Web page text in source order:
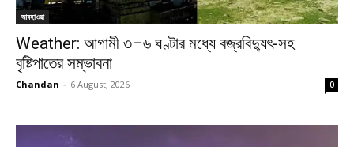
আবহাওয়া
Weather: আগামী ৩–৬ ঘণ্টার মধ্যে বজ্রবিদ্যুৎ-সহ
বৃষ্টিপাতের সম্ভাবনা
Chandan - 6 August, 2026 0